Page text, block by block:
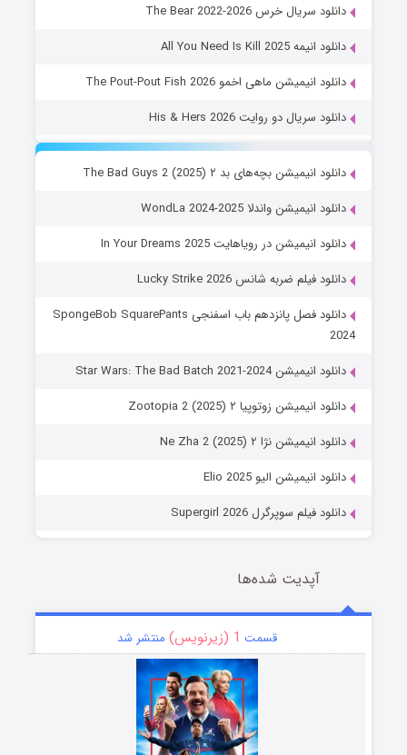
دانلود سریال خرس The Bear 2022-2026
دانلود انیمه All You Need Is Kill 2025
دانلود انیمیشن ماهی اخمو The Pout-Pout Fish 2026
دانلود سریال دو روایت His & Hers 2026
دانلود انیمیشن بچه‌های بد ۲ The Bad Guys 2 (2025)
دانلود انیمیشن واندلا WondLa 2024-2025
دانلود انیمیشن در رویاهایت In Your Dreams 2025
دانلود فیلم ضربه شانس Lucky Strike 2026
دانلود فصل پانزدهم باب اسفنجی SpongeBob SquarePants
2024
دانلود انیمیشن Star Wars: The Bad Batch 2021-2024
دانلود انیمیشن زوتوپیا ۲ Zootopia 2 (2025)
دانلود انیمیشن نژا ۲ Ne Zha 2 (2025)
دانلود انیمیشن الیو Elio 2025
دانلود فیلم سوپرگرل Supergirl 2026
آپدیت شده‌ها
قسمت 1 (زیرنویس) منتشر شد